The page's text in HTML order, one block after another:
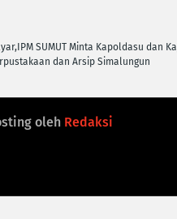
SUMUT Minta Kapoldasu dan
dan Arsip Simalungun
oleh Redaksi